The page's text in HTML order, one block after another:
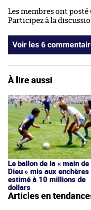
Les membres ont
Participez à la
Voir les 6
À lire aussi
Le ballon de la « main de
Dieu » mis aux enchères
estimé à 10 millions de
dollars
Articles en